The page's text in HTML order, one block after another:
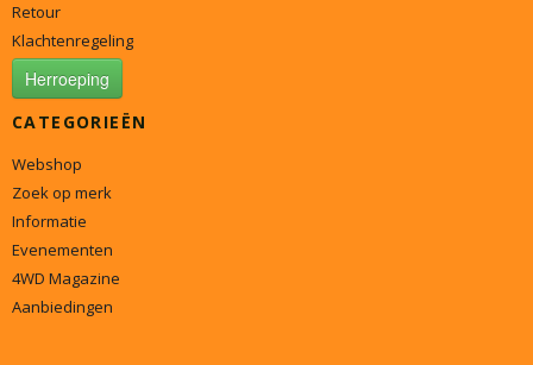
Retour
Klachtenregeling
Herroeping
CATEGORIEËN
Webshop
Zoek op merk
Informatie
Evenementen
4WD Magazine
Aanbiedingen